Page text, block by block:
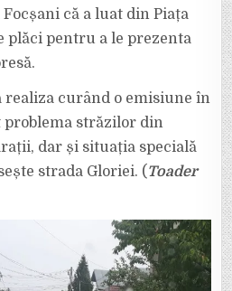
că a luat din Piața
plăci pentru a le prezenta
realiza curând o emisiune în
problema străzilor din
dar și situația specială
strada Gloriei. ( Toader